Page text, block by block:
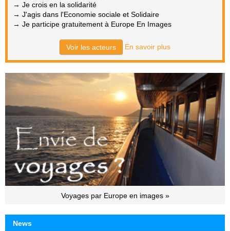
→ Je crois en la solidarité
→ J'agis dans l'Economie sociale et Solidaire
→ Je participe gratuitement à Europe En Images
Voir les acteurs En savoir plus
Voyages par Europe en images »
News